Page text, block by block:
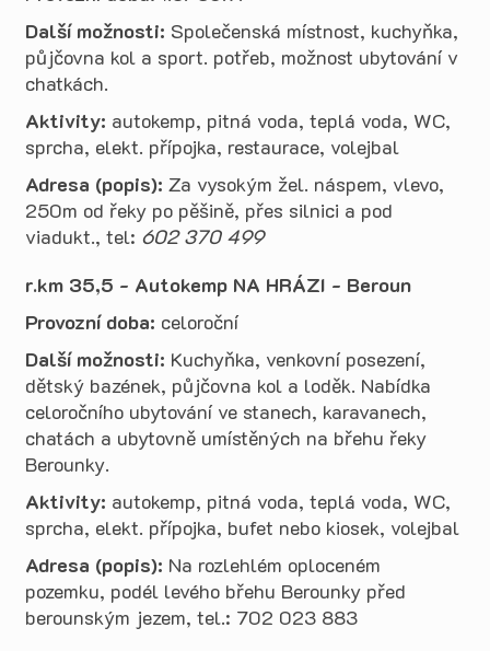
Další možnosti: Společenská místnost, kuchyňka,
půjčovna kol a sport. potřeb, možnost ubytování v
chatkách.
Aktivity: autokemp, pitná voda, teplá voda, WC,
sprcha, elekt. přípojka, restaurace, volejbal
Adresa (popis): Za vysokým žel. náspem, vlevo,
250m od řeky po pěšině, přes silnici a pod
viadukt., tel: 602 370 499
r.km 35,5 - Autokemp NA HRÁZI - Beroun
Provozní doba: celoroční
Další možnosti: Kuchyňka, venkovní posezení,
dětský bazének, půjčovna kol a loděk. Nabídka
celoročního ubytování ve stanech, karavanech,
chatách a ubytovně umístěných na břehu řeky
Berounky.
Aktivity: autokemp, pitná voda, teplá voda, WC,
sprcha, elekt. přípojka, bufet nebo kiosek, volejbal
Adresa (popis): Na rozlehlém oploceném
pozemku, podél levého břehu Berounky před
berounským jezem, tel.: 702 023 883